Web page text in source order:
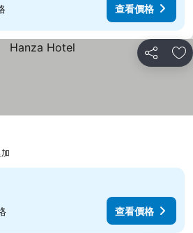
查看價格
分享 加
價格
查看價格